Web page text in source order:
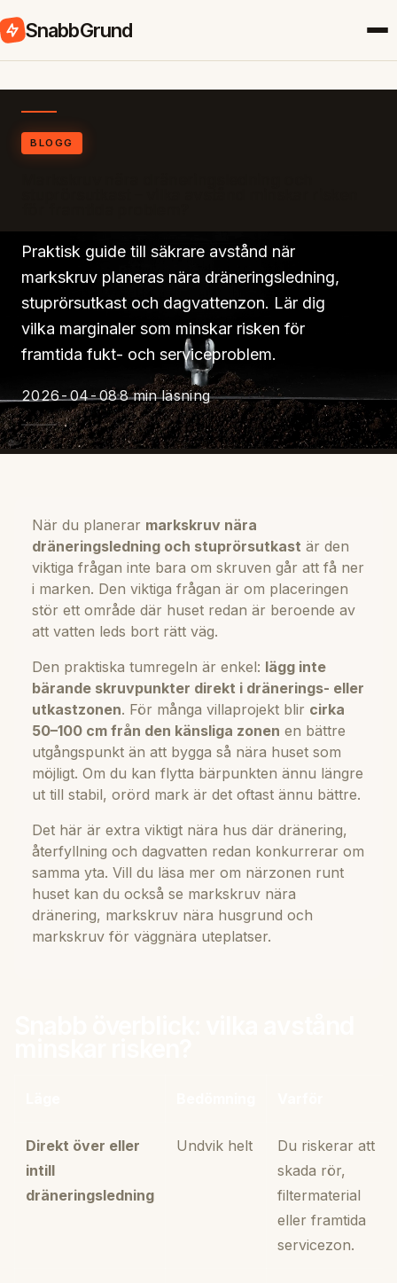
SnabbGrund
BLOGG
Praktisk guide till säkrare avstånd när
markskruv planeras nära dräneringsledning,
stuprörsutkast och dagvattenzon. Lär dig
vilka marginaler som minskar risken för
framtida fukt- och serviceproblem.
2026-04-088 min läsning
När du planerar markskruv nära
dräneringsledning och stuprörsutkast är den
viktiga frågan inte bara om skruven går att få ner
i marken. Den viktiga frågan är om placeringen
stör ett område där huset redan är beroende av
att vatten leds bort rätt väg.
Den praktiska tumregeln är enkel: lägg inte
bärande skruvpunkter direkt i dränerings- eller
utkastzonen. För många villaprojekt blir cirka
50–100 cm från den känsliga zonen en bättre
utgångspunkt än att bygga så nära huset som
möjligt. Om du kan flytta bärpunkten ännu längre
ut till stabil, orörd mark är det oftast ännu bättre.
Det här är extra viktigt nära hus där dränering,
återfyllning och dagvatten redan konkurrerar om
samma yta. Vill du läsa mer om närzonen runt
huset kan du också se markskruv nära
dränering, markskruv nära husgrund och
markskruv för väggnära uteplatser.
Direkt över eller
intill
dräneringsledning
Undvik helt
Du riskerar att
skada rör,
filtermaterial
eller framtida
servicezon.